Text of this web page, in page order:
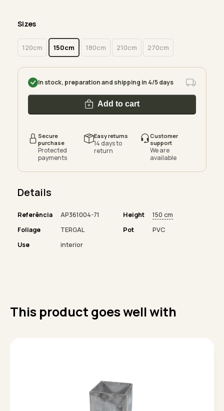
Sizes
120cm 150cm 180cm 210cm 270cm
In stock, preparation and shipping in 4/5 days
Add to cart
Secure
purchase
Protected
payments
Easy returns
14 days to
return
Customer
support
We are
available
Details
Referência AP361004-71 Height
150 cm
Foliage
TERGAL Pot
PVC
Use
interior
This product goes well with